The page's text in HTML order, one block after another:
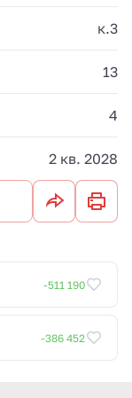
к.3
13
4
2 кв. 2028
-511 190
-386 452